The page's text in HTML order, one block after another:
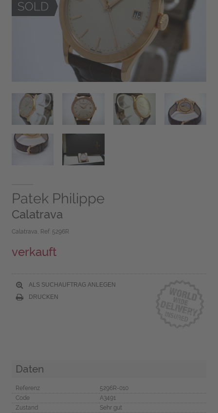
Patek Philippe
Calatrava
Calatrava, Ref. 5296R
verkauft
ALS SUCHAUFTRAG ANLEGEN
DRUCKEN
Daten
Referenz
5296R-010
Code
A3491
Zustand
Sehr gut